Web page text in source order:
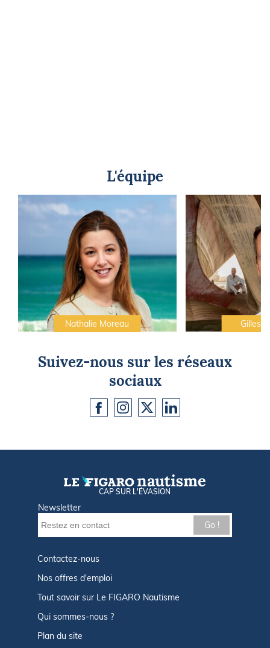
L'équipe
Nathalie Moreau Gilles
Suivez-nous sur les réseaux
sociaux
CAP SUR L'ÉVASION
Newsletter
Go !
Contactez-nous
Nos offres d'emploi
Tout savoir sur Le FIGARO Nautisme
Qui sommes-nous ?
Plan du site